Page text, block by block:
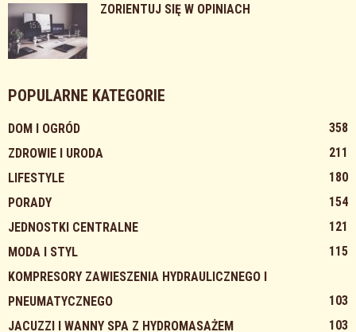
ZORIENTUJ SIĘ W OPINIACH
POPULARNE KATEGORIE
DOM I OGRÓD
358
ZDROWIE I URODA
211
LIFESTYLE
180
PORADY
154
JEDNOSTKI CENTRALNE
121
MODA I STYL
115
KOMPRESORY ZAWIESZENIA HYDRAULICZNEGO I
PNEUMATYCZNEGO
103
JACUZZI I WANNY SPA Z HYDROMASAŻEM
103